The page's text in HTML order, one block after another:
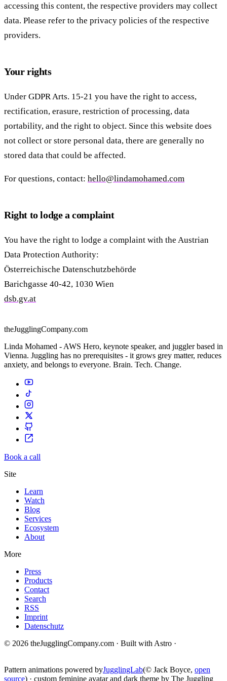
accessing this content, the respective providers may collect
data. Please refer to the privacy policies of the respective
providers.
Your rights
Under GDPR Arts. 15-21 you have the right to access,
rectification, erasure, restriction of processing, data
portability, and the right to object. Since this website does
not collect or store personal data, there are generally no
stored data that could be affected.
For questions, contact: hello@lindamohamed.com
Right to lodge a complaint
You have the right to lodge a complaint with the Austrian
Data Protection Authority:
Österreichische Datenschutzbehörde
Barichgasse 40-42, 1030 Wien
dsb.gv.at
theJugglingCompany.com
Linda Mohamed - AWS Hero, keynote speaker, and juggler based in
Vienna. Juggling has no prerequisites - it grows grey matter, reduces
anxiety, and belongs to everyone. Brain. Tech. Change.
Book a call
Site
Learn
Watch
Blog
Services
Ecosystem
About
More
Press
Products
Contact
Search
RSS
Imprint
Datenschutz
© 2026 theJugglingCompany.com · Built with Astro ·
Pattern animations powered byJugglingLab(© Jack Boyce, open
source) · custom feminine avatar and dark theme by The Juggling